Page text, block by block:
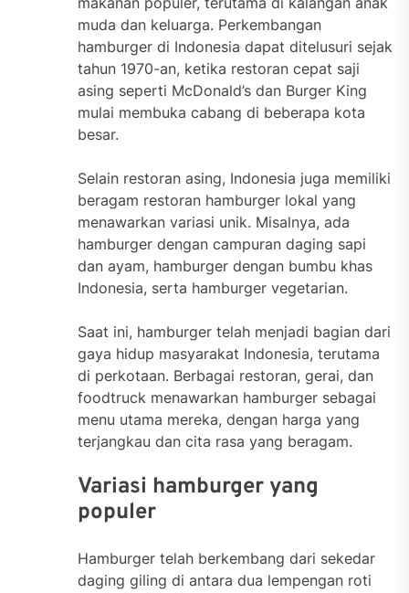
muda dan keluarga. Perkembangan
hamburger di Indonesia dapat ditelusuri sejak
tahun 1970-an, ketika restoran cepat saji
asing seperti McDonald’s dan Burger King
mulai membuka cabang di beberapa kota
besar.
Selain restoran asing, Indonesia juga memiliki
beragam restoran hamburger lokal yang
menawarkan variasi unik. Misalnya, ada
hamburger dengan campuran daging sapi
dan ayam, hamburger dengan bumbu khas
Indonesia, serta hamburger vegetarian.
Saat ini, hamburger telah menjadi bagian dari
gaya hidup masyarakat Indonesia, terutama
di perkotaan. Berbagai restoran, gerai, dan
foodtruck menawarkan hamburger sebagai
menu utama mereka, dengan harga yang
terjangkau dan cita rasa yang beragam.
Variasi hamburger yang
populer
Hamburger telah berkembang dari sekedar
daging giling di antara dua lempengan roti